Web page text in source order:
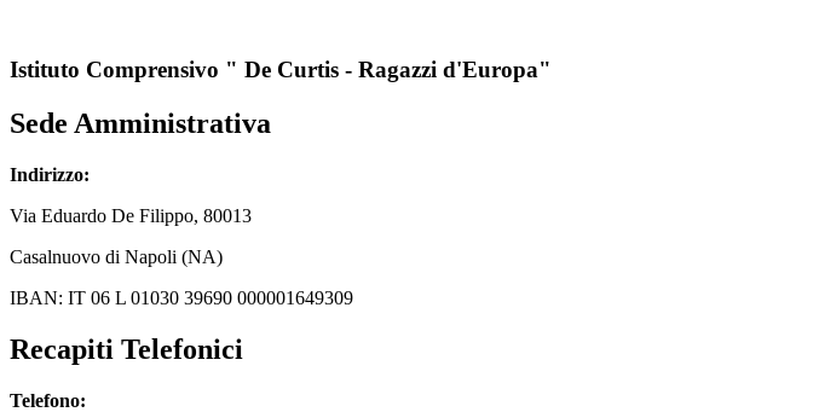
Istituto Comprensivo " De Curtis - Ragazzi d'Europa"
Sede Amministrativa
Indirizzo:
Via Eduardo De Filippo, 80013
Casalnuovo di Napoli (NA)
IBAN: IT 06 L 01030 39690 000001649309
Recapiti Telefonici
Telefono: